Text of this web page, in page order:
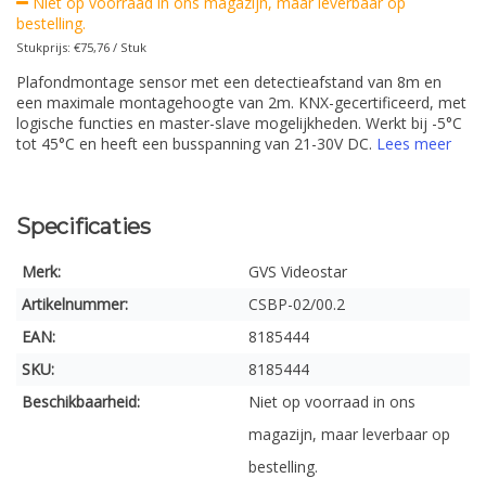
bestelling.
Stukprijs: €75,76 / Stuk
Plafondmontage sensor met een detectieafstand van 8m en
een maximale montagehoogte van 2m. KNX-gecertificeerd, met
logische functies en master-slave mogelijkheden. Werkt bij -5°C
tot 45°C en heeft een busspanning van 21-30V DC. Lees meer
Specificaties
Merk:
GVS Videostar
Artikelnummer:
CSBP-02/00.2
EAN:
8185444
SKU:
8185444
Beschikbaarheid:
Niet op voorraad in ons
magazijn, maar leverbaar op
bestelling.